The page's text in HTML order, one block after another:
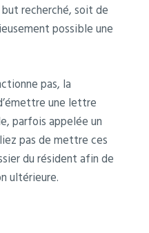
recherché, soit de
possible une
pas, la
une lettre
parfois appelée un
pas de mettre ces
du résident afin de
ultérieure.